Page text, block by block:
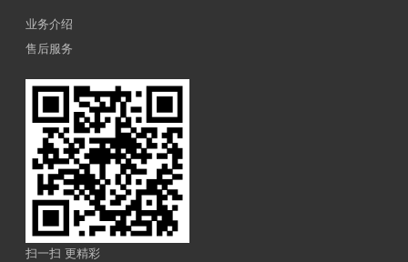
业务介绍
售后服务
扫一扫 更精彩